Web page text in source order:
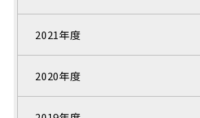
2021年度
2020年度